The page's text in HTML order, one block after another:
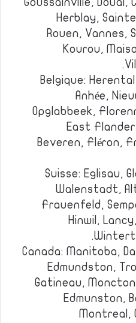
Goussainville, Douai,
Herblay,
Rouen, Vannes,
Kourou,
Belgique:
Anhée,
Opglabbeek,
East
Beveren, Fléron,
Suisse: Eglisau,
Walenstadt,
Frauenfeld,
Hinwil,
Canada: Manitoba,
Edmundston,
Gatineau,
Edmunston,
Montreal,